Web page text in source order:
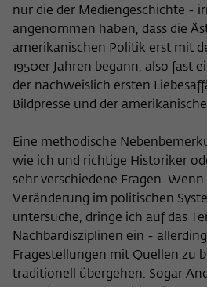
nur die der Mediengeschichte -
angenommen haben, dass die
amerikanischen Politik erst mit
1950er Jahren begann, also fast
der nachweislich ersten
Bildpresse und der
Eine methodische
wie ich und richtige Historiker
sehr verschiedene Fragen.
Veränderung im politischen
untersuche, dringe ich auf das
Nachbardisziplinen ein -
Fragestellungen mit Quellen zu
traditionell übergehen. Sogar